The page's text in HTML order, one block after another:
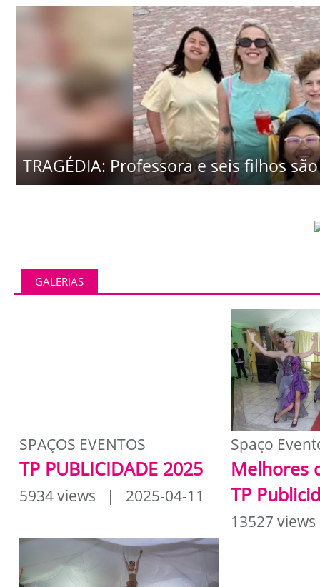
TRAGÉDIA: Professora e seis filhos
GALERIAS
SPAÇOS EVENTOS
TP PUBLICIDADE 2025
5934 views | 2025-04-11
Spaço
Melhores
TP
13527